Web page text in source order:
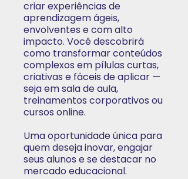
criar experiências de
aprendizagem ágeis,
envolventes e com alto
impacto. Você descobrirá
como transformar conteúdos
complexos em pílulas curtas,
criativas e fáceis de aplicar —
seja em sala de aula,
treinamentos corporativos ou
cursos online.
Uma oportunidade única para
quem deseja inovar, engajar
seus alunos e se destacar no
mercado educacional.